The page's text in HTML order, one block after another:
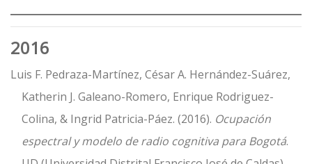
2016
Luis F. Pedraza-Martínez, César A. Hernández-Suárez,
Katherin J. Galeano-Romero, Enrique Rodriguez-
Colina, & Ingrid Patricia-Páez. (2016). Ocupación
espectral y modelo de radio cognitiva para Bogotá.